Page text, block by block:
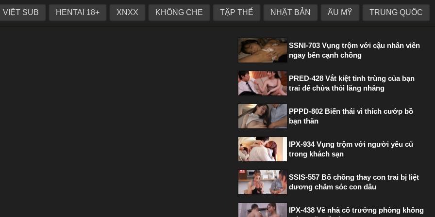
VIỆT SUB HENTAI 18+ XNXX KHÔNG CHE TẬP THỂ NHẬT BẢN ÂU MỸ TRUNG QUỐC
mặt mỹ nhân lên đỉnh khi được thủ dâm PHIM HOT TRONG TUẦN
SSNI-703 Vụng trộm với cậu nhân viên
ngay bên cạnh chồng
PRED-428 Vắt kiệt tinh trùng của bạn
trai để chừa thói lăng nhăng
PPPD-802 Biến thái vì thích cướp bồ
bạn thân
IPX-934 Vụng trộm với người yêu cũ
trong khách sạn
SSIS-557 Bố chồng thay con trai bị liệt
dương chăm sóc con dâu
IPX-438 Về nhà cô trưởng phòng không